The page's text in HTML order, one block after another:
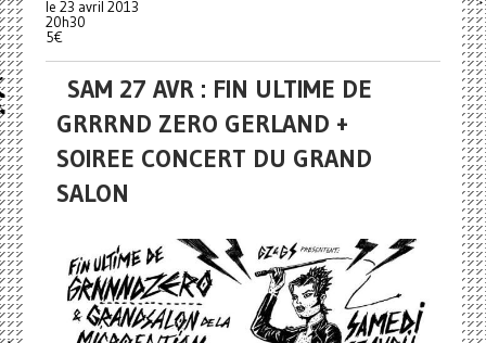
le 23 avril 2013
20h30
5€
SAM 27 AVR : FIN ULTIME DE
GRRRND ZERO GERLAND +
SOIREE CONCERT DU GRAND
SALON